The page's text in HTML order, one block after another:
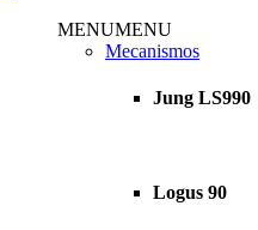
MENUMENU
Mecanismos
Jung LS990
Logus 90